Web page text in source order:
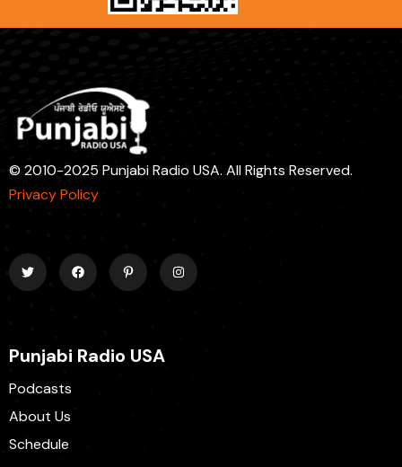
© 2010-2025 Punjabi Radio USA. All Rights Reserved.
Privacy Policy
Punjabi Radio USA
Podcasts
About Us
Schedule